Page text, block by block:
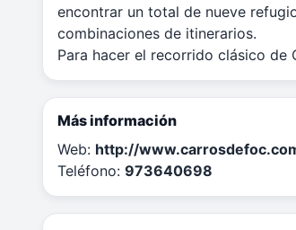
encontrar un total de nueve
combinaciones de itinerarios.
Para hacer el recorrido clásico de
Más información
Web: http://
Teléfono: 973640698